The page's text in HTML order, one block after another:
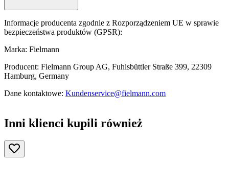
Informacje producenta zgodnie z Rozporządzeniem UE w sprawie
bezpieczeństwa produktów (GPSR):
Marka: Fielmann
Producent: Fielmann Group AG, Fuhlsbüttler Straße 399, 22309
Hamburg, Germany
Dane kontaktowe: Kundenservice@fielmann.com
Inni klienci kupili również